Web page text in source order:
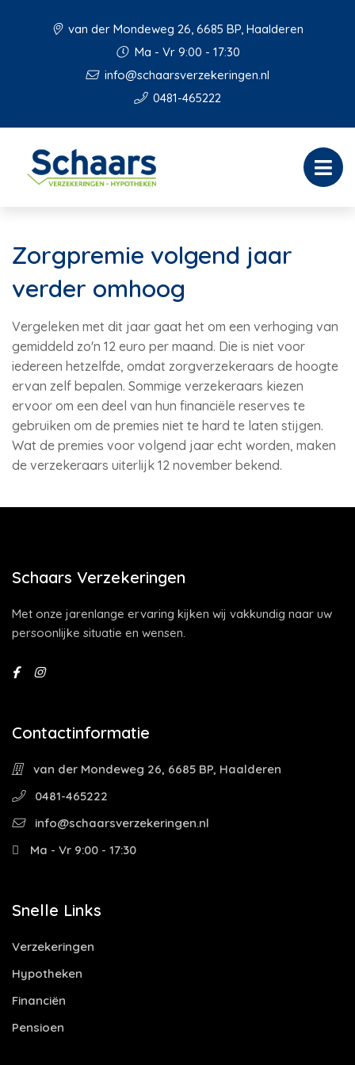
van der Mondeweg 26, 6685 BP, Haalderen
Ma - Vr 9:00 - 17:30
info@schaarsverzekeringen.nl
0481-465222
Zorgpremie volgend jaar
verder omhoog
Vergeleken met dit jaar gaat het om een verhoging van
gemiddeld zo'n 12 euro per maand. Die is niet voor
iedereen hetzelfde, omdat zorgverzekeraars de hoogte
ervan zelf bepalen. Sommige verzekeraars kiezen
ervoor om een deel van hun financiële reserves te
gebruiken om de premies niet te hard te laten stijgen.
Wat de premies voor volgend jaar echt worden, maken
de verzekeraars uiterlijk 12 november bekend.
Schaars Verzekeringen
Met onze jarenlange ervaring kijken wij vakkundig naar uw
persoonlijke situatie en wensen.
Contactinformatie
van der Mondeweg 26, 6685 BP, Haalderen
0481-465222
info@schaarsverzekeringen.nl
Ma - Vr 9:00 - 17:30
Snelle Links
Verzekeringen
Hypotheken
Financiën
Pensioen